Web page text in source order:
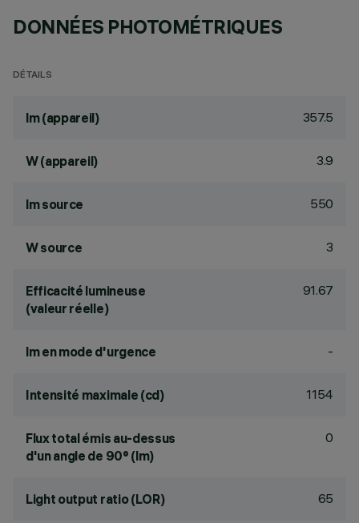
DONNÉES PHOTOMÉTRIQUES
DÉTAILS
lm (appareil) 357.5
W (appareil) 3.9
lm source 550
W source 3
Efficacité lumineuse
(valeur réelle)
91.67
lm en mode d'urgence -
Intensité maximale (cd) 1154
Flux total émis au-dessus
d'un angle de 90° (lm)
0
Light output ratio (LOR) 65